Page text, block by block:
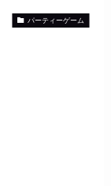
パーティーゲーム